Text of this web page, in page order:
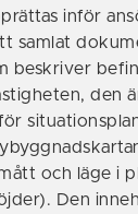
inför
samlat
beskriver
den
situationsplan
och läge i
Den